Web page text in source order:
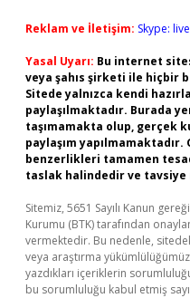
Reklam ve İletişim: Skype:
Yasal Uyarı: Bu internet
veya şahıs şirketi ile hiçbir
Sitede yalnızca kendi
paylaşılmaktadır. Burada
taşımamakta olup, gerçek
paylaşım
benzerlikleri tamamen
taslak halindedir ve tavsiye
Sitemiz, 5651 Sayılı Kanun
Kurumu (BTK) tarafından
vermektedir. Bu nedenle,
veya araştırma
yazdıkları içeriklerin
bu sorumluluğu kabul etmiş